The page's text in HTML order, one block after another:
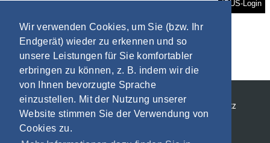
Wir verwenden Cookies, um Sie (bzw. Ihr
Endgerät) wieder zu erkennen und so
unsere Leistungen für Sie komfortabler
erbringen zu können, z. B. indem wir die
von Ihnen bevorzugte Sprache
einzustellen. Mit der Nutzung unserer
Website stimmen Sie der Verwendung von
Cookies zu.
IBUS-Login
Allgemeine GeschäftsbedingungenDatenschutz
Impressum